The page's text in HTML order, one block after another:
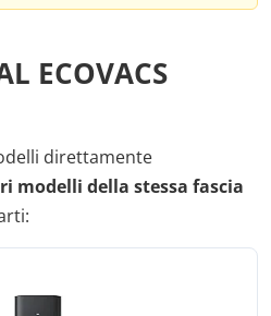
ECOVACS
direttamente
modelli della stessa fascia